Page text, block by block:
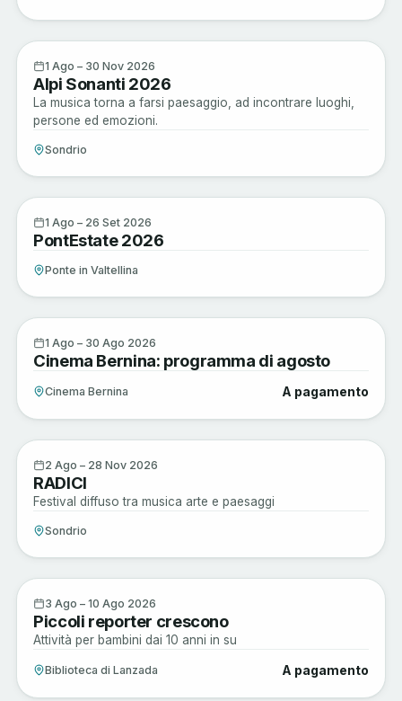
Musica e Spettacoli
1 Ago – 30 Nov 2026
Alpi Sonanti 2026
La musica torna a farsi paesaggio, ad incontrare luoghi,
persone ed emozioni.
Sondrio
Musica e Spettacoli
1 Ago – 26 Set 2026
PontEstate 2026
Ponte in Valtellina
Musica e Spettacoli
1 Ago – 30 Ago 2026
Cinema Bernina: programma di agosto
Cinema Bernina A pagamento
Musica e Spettacoli
2 Ago – 28 Nov 2026
RADICI
Festival diffuso tra musica arte e paesaggi
Sondrio
Musica e Spettacoli
3 Ago – 10 Ago 2026
Piccoli reporter crescono
Attività per bambini dai 10 anni in su
Biblioteca di Lanzada A pagamento